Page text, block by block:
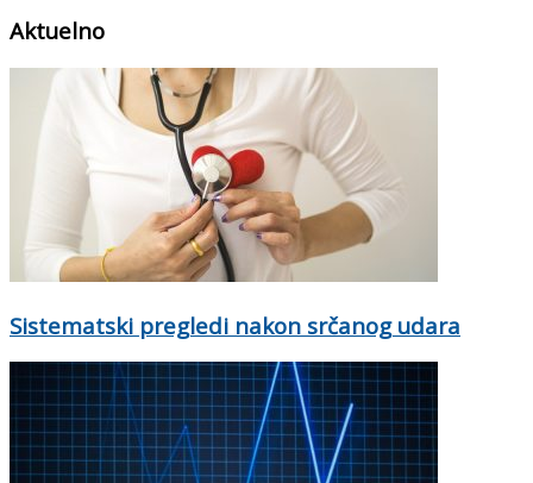
Aktuelno
Sistematski pregledi nakon srčanog udara